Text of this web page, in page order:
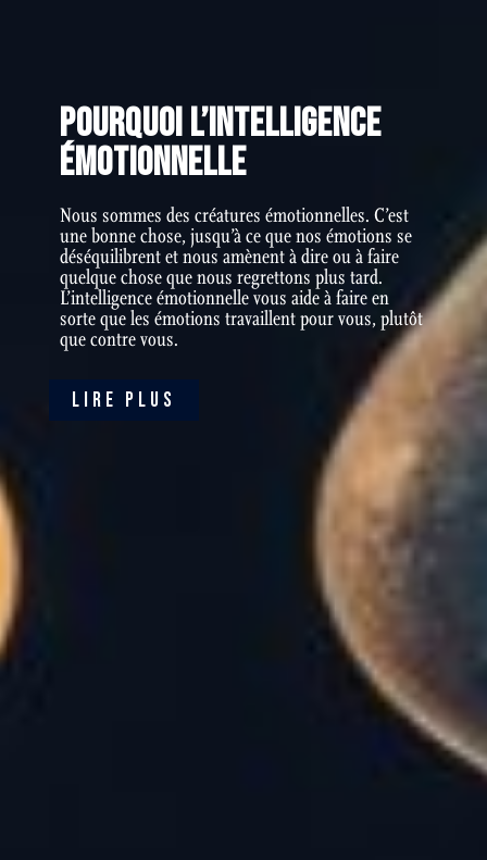
POURQUOI L’INTELLIGENCE
ÉMOTIONNELLE
Nous sommes des créatures émotionnelles. C’est
une bonne chose, jusqu’à ce que nos émotions se
déséquilibrent et nous amènent à dire ou à faire
quelque chose que nous regrettons plus tard.
L’intelligence émotionnelle vous aide à faire en
sorte que les émotions travaillent pour vous, plutôt
que contre vous.
LIRE PLUS